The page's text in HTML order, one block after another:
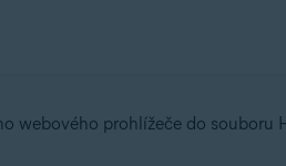
webového prohlížeče do souboru